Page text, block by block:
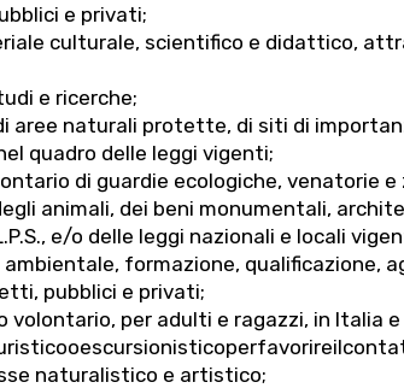
e privati;
culturale, scientifico e didattico,
e ricerche;
aree naturali protette, di siti di
quadro delle leggi vigenti;
di guardie ecologiche, venatorie e
animali, dei beni monumentali,
e/o delle leggi nazionali e locali
formazione, qualificazione,
pubblici e privati;
volontario, per adulti e ragazzi, in Italia e
naturalistico e artistico;